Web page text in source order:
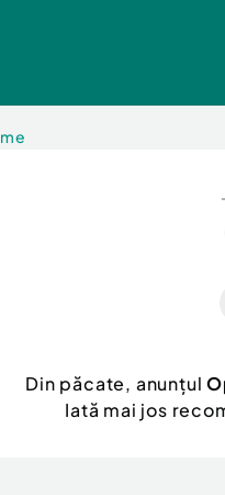
Din păcate, anunțul
Iată mai jos